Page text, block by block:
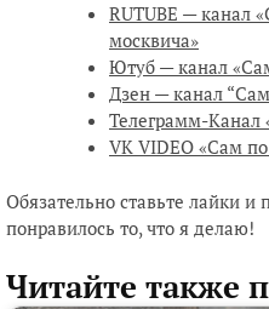
RUTUBE — канал
москвича»
Ютуб — канал
Дзен — канал
Телеграмм-Канал
VK VIDEO «Сам
Обязательно ставьте лайки и
понравилось то, что я делаю!
Читайте также